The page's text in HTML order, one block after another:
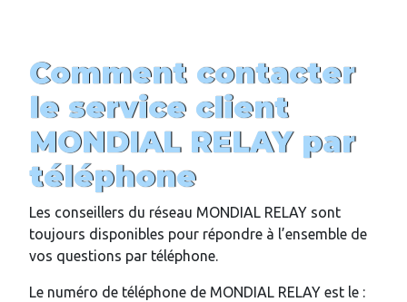
Comment contacter
le service client
MONDIAL RELAY par
téléphone
Les conseillers du réseau MONDIAL RELAY sont
toujours disponibles pour répondre à l’ensemble de
vos questions par téléphone.
Le numéro de téléphone de MONDIAL RELAY est le :